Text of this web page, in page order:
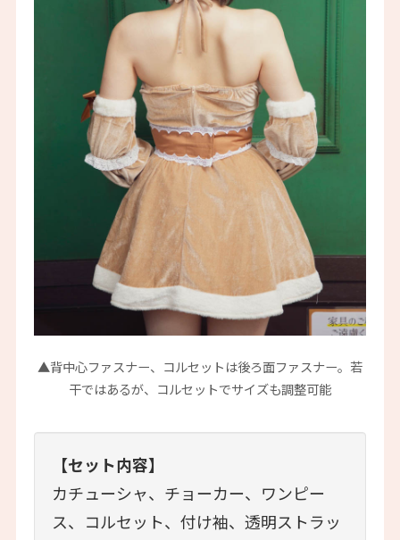
▲背中心ファスナー、コルセットは後ろ面ファスナー。若
干ではあるが、コルセットでサイズも調整可能
【セット内容】
カチューシャ、チョーカー、ワンピー
ス、コルセット、付け袖、透明ストラッ